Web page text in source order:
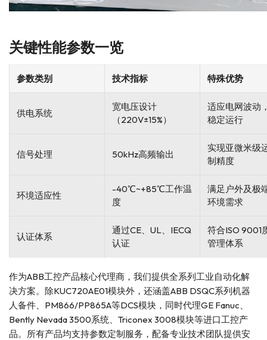
关键性能参数一览
参数类别 技术指标 特殊优势
供电系统
宽电压设计
（220V±15%）
适应电网波动
稳定运行
信号处理 50kHz高频输出
实现亚微米级
制精度
环境适应性
-40℃~+85℃工作温
度
满足户外及极
环境需求
认证体系
通过CE、UL、IECQ
认证
符合ISO 9001
管理体系
作为ABB工控产品核心代理商，我们提供全系列工业自动化解
决方案。除KUC720AE01模块外，还涵盖ABB DSQC系列机器
人备件、PM866/PP865A等DCS模块，同时代理GE Fanuc、
Bently Nevada 3500系统、Triconex 3008模块等进口工控产
品。所有产品均支持参数定制服务，配备专业技术团队提供安